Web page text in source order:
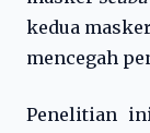
kedua
mencegah
Penelitian